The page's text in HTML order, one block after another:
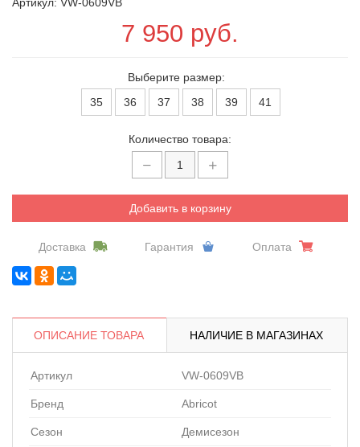
7 950 руб.
Выберите размер:
35
36 37 38 39 41
Количество товара:
Добавить в корзину
Доставка Гарантия Оплата
ОПИСАНИЕ ТОВАРА НАЛИЧИЕ В МАГАЗИНАХ
Артикул VW-0609VB
Бренд Abricot
Сезон Демисезон